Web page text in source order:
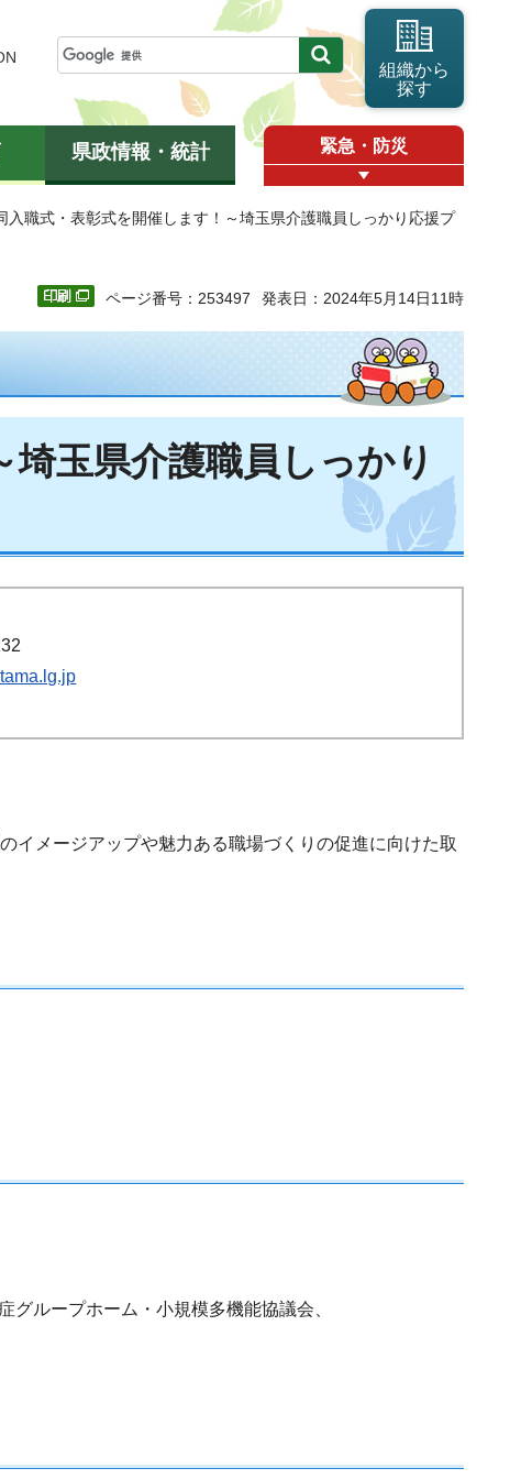
組織から
探す
県政情報・統計 緊急・防災
入職式・表彰式を開催します！～埼玉県介護職員しっかり応援プ
ページ番号：253497 発表日：2024年5月14日11時
玉県介護職員しっかり
メージアップや魅力ある職場づくりの促進に向けた取
ループホーム・小規模多機能協議会、